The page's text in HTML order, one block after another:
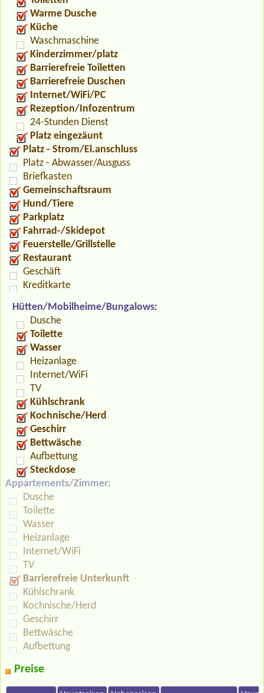
Warme Dusche
Küche
Waschmaschine
Kinderzimmer/platz
Barrierefreie Toiletten
Barrierefreie Duschen
Internet/WiFi/PC
Rezeption/Infozentrum
24-Stunden Dienst
Platz eingezäunt
Platz - Strom/El.anschluss
Platz - Abwasser/Ausguss
Briefkasten
Gemeinschaftsraum
Hund/Tiere
Parkplatz
Fahrrad-/Skidepot
Feuerstelle/Grillstelle
Restaurant
Geschäft
Kreditkarte
Hütten/Mobilheime/Bungalows:
Dusche
Toilette
Wasser
Heizanlage
Internet/WiFi
TV
Kühlschrank
Kochnische/Herd
Geschirr
Bettwäsche
Aufbettung
Steckdose
Appartements/Zimmer:
Dusche
Toilette
Wasser
Heizanlage
Internet/WiFi
TV
Barrierefreie Unterkunft
Kühlschrank
Kochnische/Herd
Geschirr
Bettwäsche
Aufbettung
Preise